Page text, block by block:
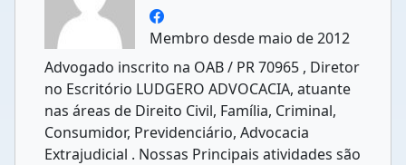
Membro desde maio de 2012
Advogado inscrito na OAB / PR 70965 , Diretor
no Escritório LUDGERO ADVOCACIA, atuante
nas áreas de Direito Civil, Família, Criminal,
Consumidor, Previdenciário, Advocacia
Extrajudicial . Nossas Principais atividades são